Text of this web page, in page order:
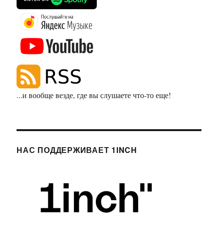
...и вообще везде, где вы слушаете что-то еще!
НАС ПОДДЕРЖИВАЕТ 1INCH